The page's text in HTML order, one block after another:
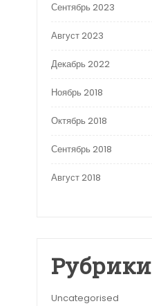
Сентябрь 2023
Август 2023
Декабрь 2022
Ноябрь 2018
Октябрь 2018
Сентябрь 2018
Август 2018
Рубрики
Uncategorised